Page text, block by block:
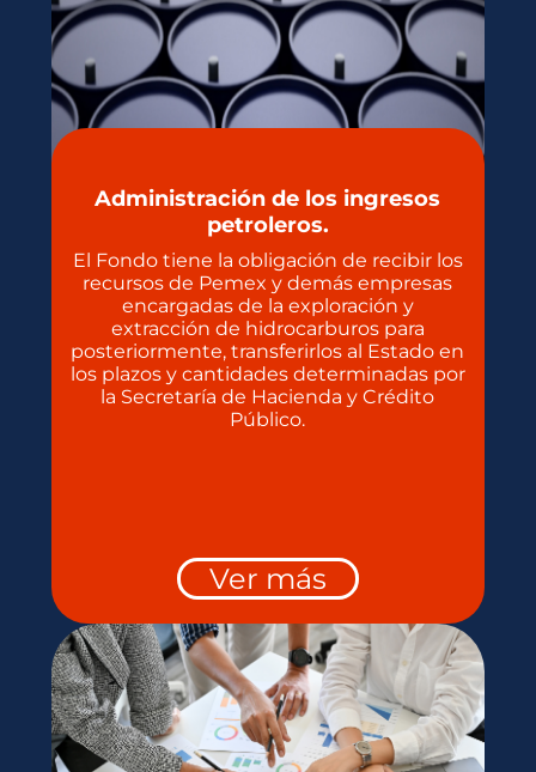
Administración de los ingresos
petroleros.
El Fondo tiene la obligación de recibir los
recursos de Pemex y demás empresas
encargadas de la exploración y
extracción de hidrocarburos para
posteriormente, transferirlos al Estado en
los plazos y cantidades determinadas por
la Secretaría de Hacienda y Crédito
Público.
Ver más